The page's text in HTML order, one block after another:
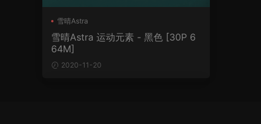
雪晴Astra
雪晴Astra 运动元素 - 黑色 [30P 6
64M]
2020-11-20